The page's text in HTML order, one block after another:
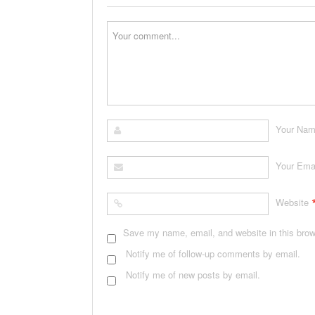
Your
Your
Website
Save my name, email, and website in this
Notify me of follow-up comments by email.
Notify me of new posts by email.